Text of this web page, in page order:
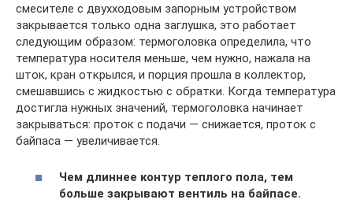
смесителе с двухходовым запорным устройством
закрывается только одна заглушка, это работает
следующим образом: термоголовка определила, что
температура носителя меньше, чем нужно, нажала на
шток, кран открылся, и порция прошла в коллектор,
смешавшись с жидкостью с обратки. Когда температура
достигла нужных значений, термоголовка начинает
закрываться: проток с подачи — снижается, проток с
байпаса — увеличивается.
Чем длиннее контур теплого пола, тем
больше закрывают вентиль на байпасе.